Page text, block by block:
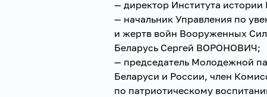
— директор Института
— начальник Управления по
и жертв войн Вооруженных
Беларусь Сергей ВОРОНОВИЧ;
— председатель Молодежной
Беларуси и России, член
по патриотическому